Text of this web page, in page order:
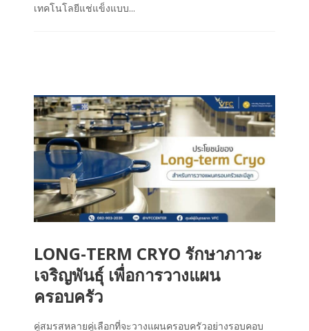
เทคโนโลยีแช่แข็งแบบ...
LONG-TERM CRYO รักษาภาวะ
เจริญพันธุ์ เพื่อการวางแผน
ครอบครัว
คู่สมรสหลายคู่เลือกที่จะวางแผนครอบครัวอย่างรอบคอบ